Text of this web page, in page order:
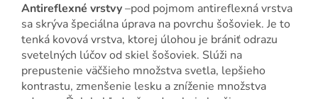
Antireflexné vrstvy–pod pojmom antireflexná vrstva
sa skrýva špeciálna úprava na povrchu šošoviek. Je to
tenká kovová vrstva, ktorej úlohou je brániť odrazu
svetelných lúčov od skiel šošoviek. Slúži na
prepustenie väčšieho množstva svetla, lepšieho
kontrastu, zmenšenie lesku a zníženie množstva